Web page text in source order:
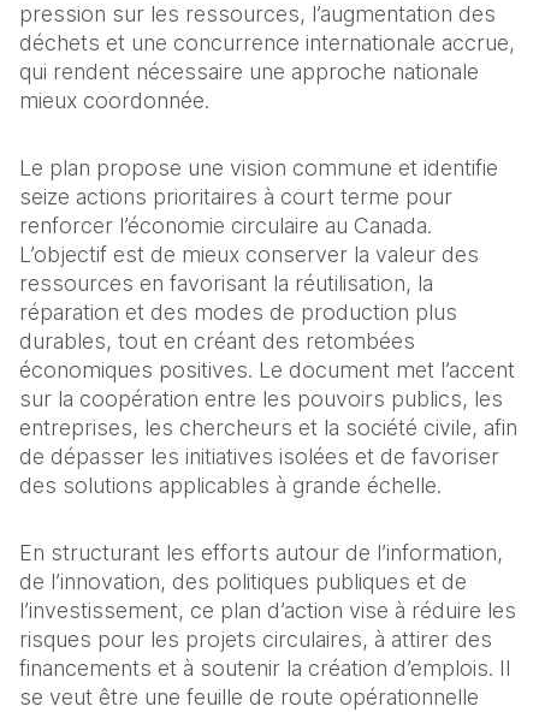
pression sur les ressources, l’augmentation des
déchets et une concurrence internationale accrue,
qui rendent nécessaire une approche nationale
mieux coordonnée.
Le plan propose une vision commune et identifie
seize actions prioritaires à court terme pour
renforcer l’économie circulaire au Canada.
L’objectif est de mieux conserver la valeur des
ressources en favorisant la réutilisation, la
réparation et des modes de production plus
durables, tout en créant des retombées
économiques positives. Le document met l’accent
sur la coopération entre les pouvoirs publics, les
entreprises, les chercheurs et la société civile, afin
de dépasser les initiatives isolées et de favoriser
des solutions applicables à grande échelle.
En structurant les efforts autour de l’information,
de l’innovation, des politiques publiques et de
l’investissement, ce plan d’action vise à réduire les
risques pour les projets circulaires, à attirer des
financements et à soutenir la création d’emplois. Il
se veut être une feuille de route opérationnelle